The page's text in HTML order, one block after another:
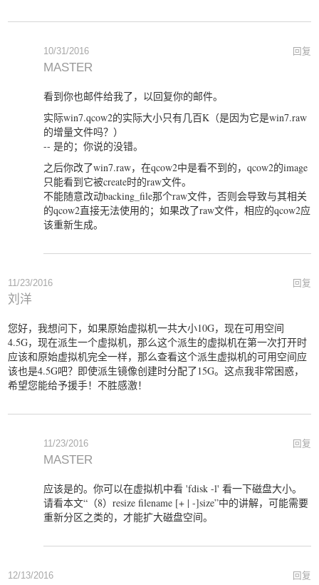
回复
10/31/2016
MASTER
看到你也邮件给我了，以回复你的邮件。
实际win7.qcow2的实际大小只有几百K（是因为它是win7.raw
的增量文件吗？）
-- 是的；你说的没错。
之后你改了win7.raw，在qcow2中是看不到的，qcow2的image
只能看到它被create时的raw文件。
不能随意改动backing_file那个raw文件，否则会导致与其相关
的qcow2直接无法使用的；如果改了raw文件，相应的qcow2应
该重新生成。
回复
11/23/2016
刘洋
您好，我想问下，如果原始虚拟机一共大小10G，现在可用空间
4.5G，现在派生一个虚拟机，那么这个派生的虚拟机在第一次打开时
应该和原始虚拟机完全一样，那么查看这个派生虚拟机的可用空间应
该也是4.5G吧？即使派生镜像创建时分配了15G。这点我非常困惑，
希望您能给予援手！不胜感激！
回复
11/23/2016
MASTER
应该是的。你可以在虚拟机中看 'fdisk -l' 看一下磁盘大小。
请看本文“（8）resize filename [+ | -]size”中的讲解，可能需要
重新分区之类的，才能扩大磁盘空间。
回复
12/13/2016